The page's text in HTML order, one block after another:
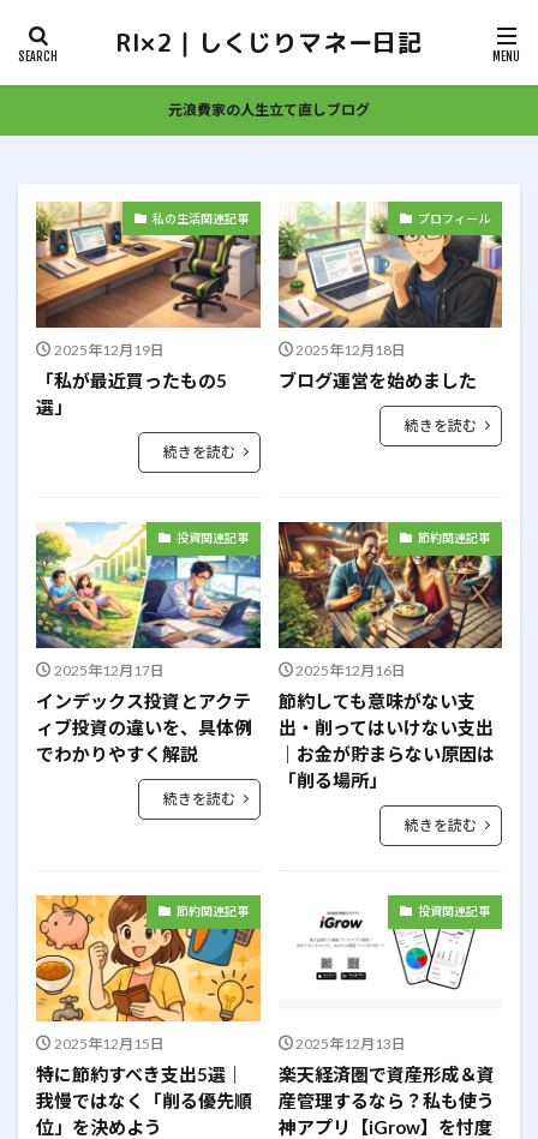
RI×2｜しくじりマネー日記
元浪費家の人生立て直しブログ
私の生活関連記事
2025年12月19日
「私が最近買ったもの5
選」
続きを読む
プロフィール
2025年12月18日
ブログ運営を始めました
続きを読む
投資関連記事
2025年12月17日
インデックス投資とアクテ
ィブ投資の違いを、具体例
でわかりやすく解説
続きを読む
節約関連記事
2025年12月16日
節約しても意味がない支
出・削ってはいけない支出
｜お金が貯まらない原因は
「削る場所」
続きを読む
節約関連記事
2025年12月15日
特に節約すべき支出5選｜
我慢ではなく「削る優先順
位」を決めよう
投資関連記事
2025年12月13日
楽天経済圏で資産形成＆資
産管理するなら？私も使う
神アプリ【iGrow】を忖度
３Dプリンター AI BaristaFIRE
coastFIRE
FAT FIRE
FIRE Google
NISA
アクティブ投資
アドセンス アプリ
あるある
インデックス投資
エントリーモデル
オルカン
スピーカー
せどり
パチスロ
ブログ マウスパッド
住宅ローン
体験談 余剰資金
使い方
便利
借金 初心者 副業
失敗談
完全リタイア
家計簿公開 審査
少額投資
年金
成長投資枠 投資
投資の始め方
投資信託
新NISA 株式
楽天
満額
無駄遣い 現地課税
生活
生活防衛資金
節約
経済的自立
老後 老後生活
資産管理
車
車検 配当 長期投資
離婚
非課税制度
靴 高配当株
検索